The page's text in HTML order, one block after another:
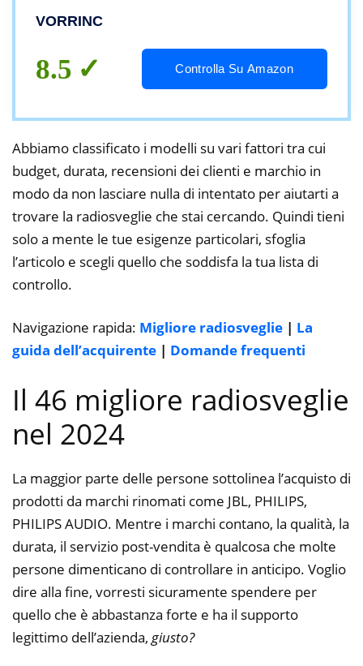
Termometro, 5 minuti Snooze, 4 Dimmer,
VORRINC
8.5 Controlla Su Amazon
Abbiamo classificato i modelli su vari fattori tra cui
budget, durata, recensioni dei clienti e marchio in
modo da non lasciare nulla di intentato per aiutarti a
trovare la radiosveglie che stai cercando. Quindi tieni
solo a mente le tue esigenze particolari, sfoglia
l’articolo e scegli quello che soddisfa la tua lista di
controllo.
Navigazione rapida: Migliore radiosveglie | La
guida dell’acquirente | Domande frequenti
Il 46 migliore radiosveglie
nel 2024
La maggior parte delle persone sottolinea l’acquisto di
prodotti da marchi rinomati come JBL, PHILIPS,
PHILIPS AUDIO. Mentre i marchi contano, la qualità, la
durata, il servizio post-vendita è qualcosa che molte
persone dimenticano di controllare in anticipo. Voglio
dire alla fine, vorresti sicuramente spendere per
quello che è abbastanza forte e ha il supporto
legittimo dell’azienda, giusto?